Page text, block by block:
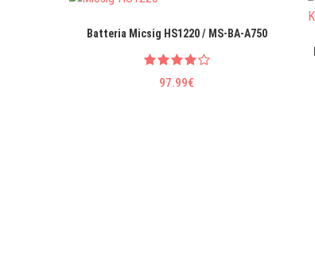
Batteria Micsig HS1220 / MS-BA-A750
97.99€